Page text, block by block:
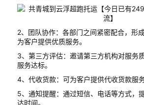
2、团队协作：各部门之间紧密配合，形
为客户提供优质服务。
3、第三方评估：邀请第三方机构对服务
服务达标。
4、代收货款：可为客户提供代收货款服
5、通知提醒：通过短信、电话等方式，
达时间。